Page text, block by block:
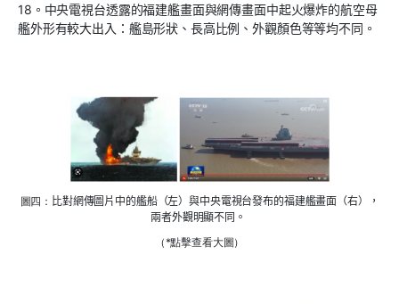
18。 中央電視台透露的福建艦畫面與網傳畫面中起火爆炸的航空母
艦外形有較大出入 ：艦島形狀、長高比例、外觀顏色等等均不同。
圖四： 比對網傳圖片 中的艦船（左）與中央電視台發布的福建艦畫面（右）
，
兩者外觀明顯不同。
（*點擊查看大圖）